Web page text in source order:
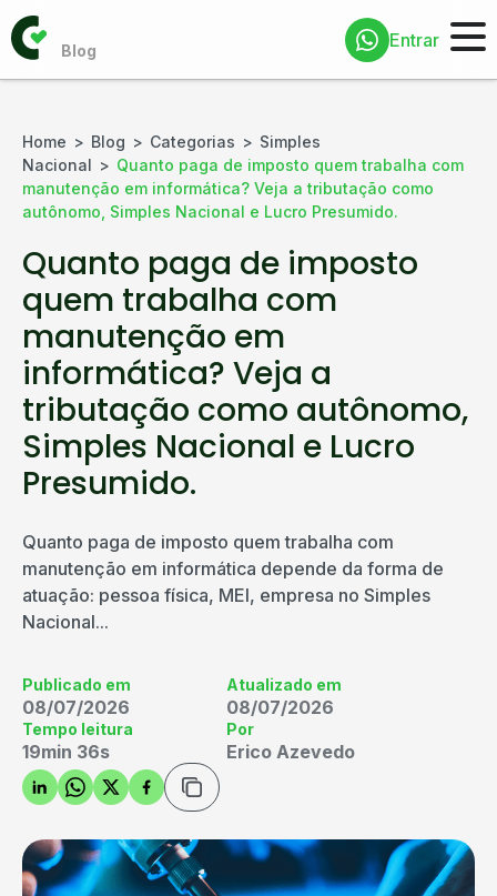
Entrar
Home Blog Categorias
Simples
Nacional
Quanto paga de imposto quem trabalha com
manutenção em informática? Veja a tributação como
autônomo, Simples Nacional e Lucro Presumido.
Quanto paga de imposto
quem trabalha com
manutenção em
informática? Veja a
tributação como autônomo,
Simples Nacional e Lucro
Presumido.
Quanto paga de imposto quem trabalha com
manutenção em informática depende da forma de
atuação: pessoa física, MEI, empresa no Simples
Nacional...
Publicado em
08/07/2026
Atualizado em
08/07/2026
Tempo leitura
19min 36s
Por
Erico Azevedo